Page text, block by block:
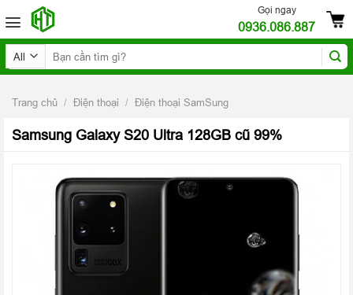
to
content
Gọi ngay
0936.086.887
Tìm
kiếm:
Trang chủ / Điện thoại / Điện thoại SamSung
Samsung Galaxy S20 Ultra 128GB cũ 99%